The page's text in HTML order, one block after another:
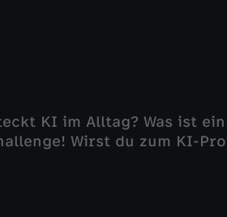
KI im Alltag? Was ist
Wirst du zum KI-